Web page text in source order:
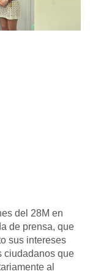
del 28M en
de prensa, que
sus intereses
ciudadanos que
al